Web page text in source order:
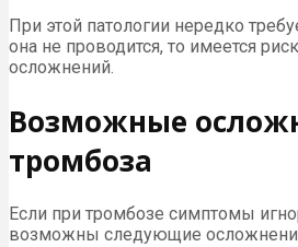
При этой патологии нередко
она не проводится, то имеется
осложнений.
Возможные
тромбоза
Если при тромбозе симптомы
возможны следующие